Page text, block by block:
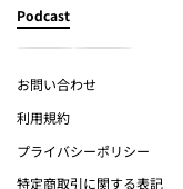
Podcast
お問い合わせ
利用規約
プライバシーポリシー
特定商取引に関する表記